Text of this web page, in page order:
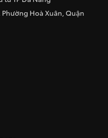
Hoà Xuân, Quận